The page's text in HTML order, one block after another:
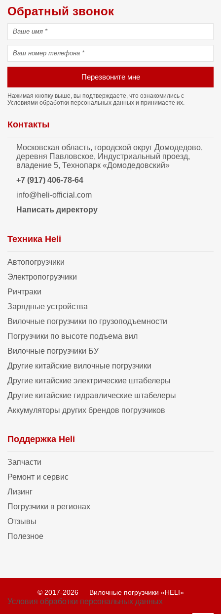
Обратный звонок
Перезвоните мне
Нажимая кнопку выше, вы подтверждаете, что ознакомились с
Условиями обработки персональных данных и принимаете их.
Контакты
Московская область, городской округ Домодедово,
деревня Павловское, Индустриальный проезд,
владение 5, Технопарк «Домодедовский»
+7 (917) 406-78-64
info@heli-official.com
Написать директору
Техника Heli
Автопогрузчики
Электропогрузчики
Ричтраки
Зарядные устройства
Вилочные погрузчики по грузоподъемности
Погрузчики по высоте подъема вил
Вилочные погрузчики БУ
Другие китайские вилочные погрузчики
Другие китайские электрические штабелеры
Другие китайские гидравлические штабелеры
Аккумуляторы других брендов погрузчиков
Поддержка Heli
Запчасти
Ремонт и сервис
Лизинг
Погрузчики в регионах
Отзывы
Полезное
© 2017-2026 — Вилочные погрузчики «HELI»
Условия обработки персональных данных